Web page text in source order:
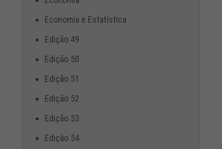
Economia e Estatística
Edição 49
Edição 50
Edição 51
Edição 52
Edição 53
Edição 54